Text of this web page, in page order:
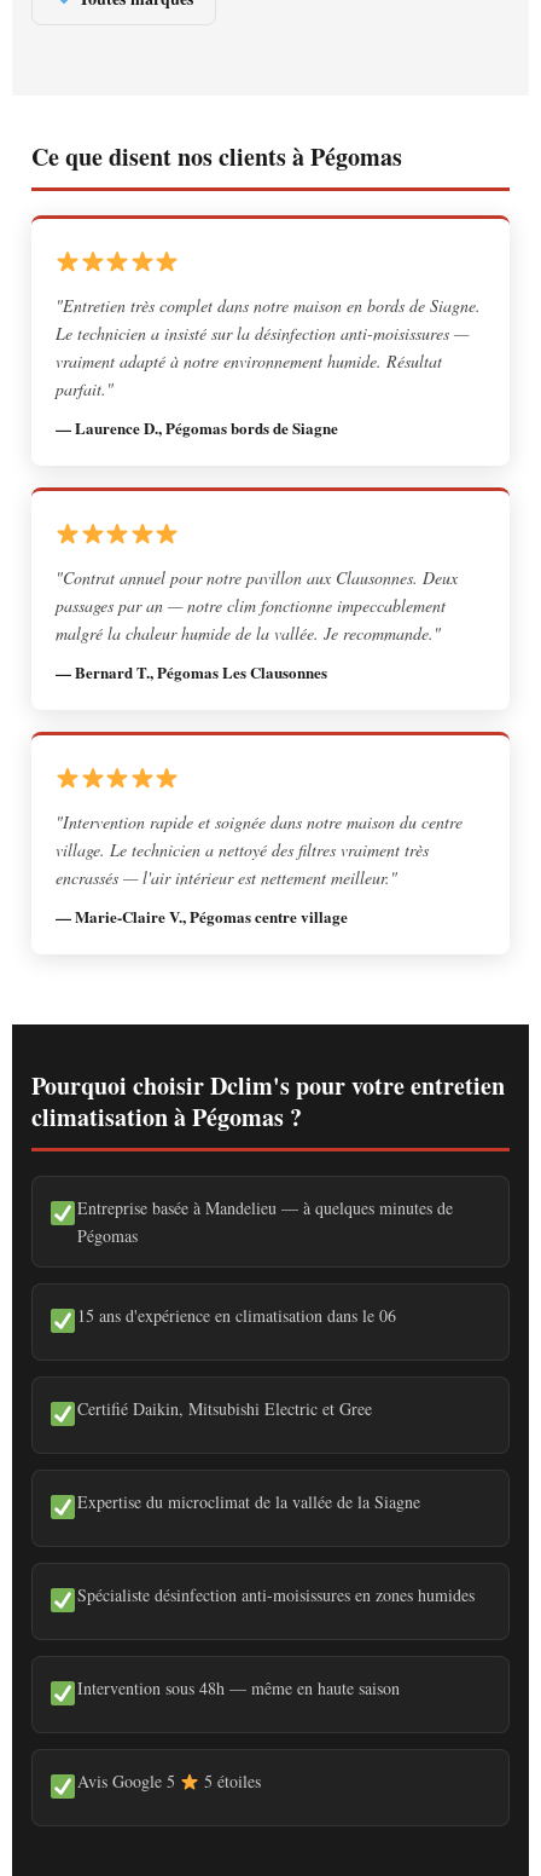
Ce que disent nos clients à Pégomas
"Entretien très complet dans notre maison en bords de Siagne.
Le technicien a insisté sur la désinfection anti-moisissures —
vraiment adapté à notre environnement humide. Résultat
parfait."
— Laurence D., Pégomas bords de Siagne
"Contrat annuel pour notre pavillon aux Clausonnes. Deux
passages par an — notre clim fonctionne impeccablement
malgré la chaleur humide de la vallée. Je recommande."
— Bernard T., Pégomas Les Clausonnes
"Intervention rapide et soignée dans notre maison du centre
village. Le technicien a nettoyé des filtres vraiment très
encrassés — l'air intérieur est nettement meilleur."
— Marie-Claire V., Pégomas centre village
Pourquoi choisir Dclim's pour votre entretien
climatisation à Pégomas ?
Entreprise basée à Mandelieu — à quelques minutes de
Pégomas
15 ans d'expérience en climatisation dans le 06
Certifié Daikin, Mitsubishi Electric et Gree
Expertise du microclimat de la vallée de la Siagne
Spécialiste désinfection anti-moisissures en zones humides
Intervention sous 48h — même en haute saison
Avis Google 5 5 étoiles